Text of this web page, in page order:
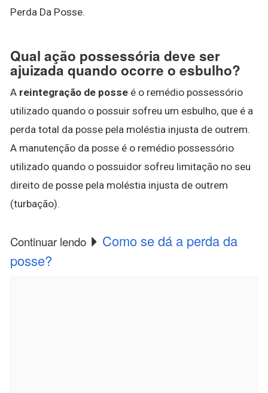
Perda Da Posse.
Qual ação possessória deve ser
ajuizada quando ocorre o esbulho?
A reintegração de posse é o remédio possessório
utilizado quando o possuir sofreu um esbulho, que é a
perda total da posse pela moléstia injusta de outrem.
A manutenção da posse é o remédio possessório
utilizado quando o possuidor sofreu limitação no seu
direito de posse pela moléstia injusta de outrem
(turbação).
Continuar lendo
Como se dá a perda da
posse?